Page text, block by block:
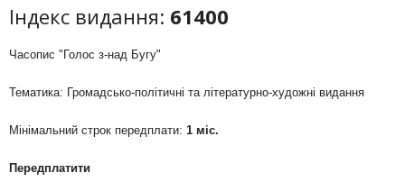
Індекс видання: 61400
Часопис "Голос з-над Бугу"
Тематика: Громадсько-політичні та літературно-художні видання
Мінімальний строк передплати: 1 міс.
Передплатити